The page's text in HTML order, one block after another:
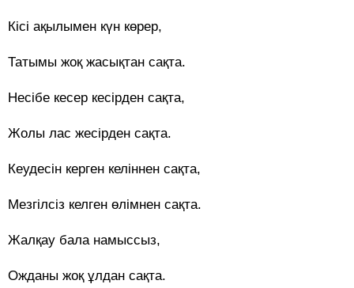
Кісі ақылымен күн көрер,
Татымы жоқ жасықтан сақта.
Несібе кесер кесірден сақта,
Жолы лас жесірден сақта.
Кеудесін керген келіннен сақта,
Мезгілсіз келген өлімнен сақта.
Жалқау бала намыссыз,
Ожданы жоқ ұлдан сақта.